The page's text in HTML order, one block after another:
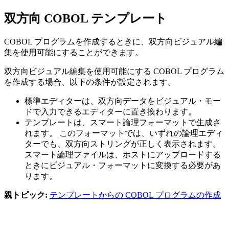
双方向 COBOL テンプレート
COBOL プログラムを作成するときに、双方向ビジュアル編
集を使用可能にすることができます。
双方向ビジュアル編集を使用可能にする COBOL プログラム
を作成する場合、以下の条件が設定されます。
標準エディターは、双方向データをビジュアル・モー
ドで入力できるエディターに置き換わります。
テンプレートは、スマート論理フォーマットで生成さ
れます。 このフォーマットでは、いずれの論理エディ
ターでも、双方向ストリングが正しく表示されます。
スマート論理ファイルは、ホストにアップロードする
ときにビジュアル・フォーマットに変換する必要があ
ります。
親トピック: テンプレートからの COBOL プログラムの作成